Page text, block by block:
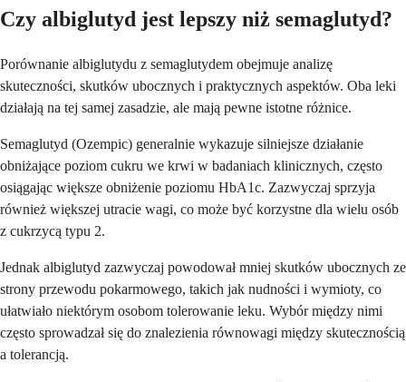
Czy albiglutyd jest lepszy niż semaglutyd?
Porównanie albiglutydu z semaglutydem obejmuje analizę
skuteczności, skutków ubocznych i praktycznych aspektów. Oba leki
działają na tej samej zasadzie, ale mają pewne istotne różnice.
Semaglutyd (Ozempic) generalnie wykazuje silniejsze działanie
obniżające poziom cukru we krwi w badaniach klinicznych, często
osiągając większe obniżenie poziomu HbA1c. Zazwyczaj sprzyja
również większej utracie wagi, co może być korzystne dla wielu osób
z cukrzycą typu 2.
Jednak albiglutyd zazwyczaj powodował mniej skutków ubocznych ze
strony przewodu pokarmowego, takich jak nudności i wymioty, co
ułatwiało niektórym osobom tolerowanie leku. Wybór między nimi
często sprowadzał się do znalezienia równowagi między skutecznością
a tolerancją.